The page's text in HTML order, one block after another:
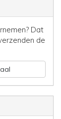
Dat
de